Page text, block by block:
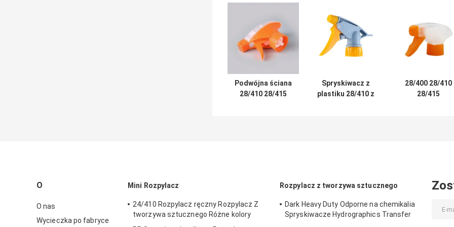
Podwójna ściana
28/410 28/415
Spryskiwacz z
plastiku 28/410 z
28/400 28/410
28/415
odporne na
działanie
O
O nas
Wycieczka po fabryce
Mini Rozpylacz
24/410 Rozpylacz ręczny Rozpylacz Z
tworzywa sztucznego Różne kolory
Rozpylacz z tworzywa sztucznego
Dark Heavy Duty Odporne na chemikalia
Spryskiwacze Hydrographics Transfer